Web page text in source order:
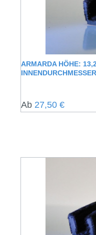
ARMARDA HÖHE:
Regulärer Preis:
Ab 27,50 €